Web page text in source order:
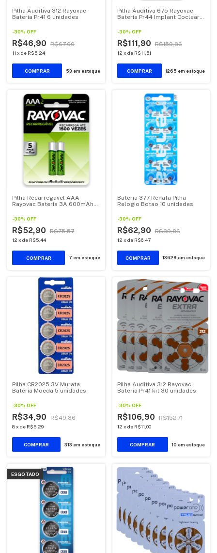
Pilha Auditiva 312 Rayovac
Bateria Pr41 6 unidades
-30% OFF
R$46,90 R$67,00
11 x de R$5,24
53 em estoque
Pilha Auditiva 675 Rayovac
Bateria Pr44 Implant Coclear 6
-30% OFF
R$111,90 R$159,86
12 x de R$11,51
1265 em estoque
Pilha Recarregavel AAA
Rayovac Bateria 3A 600mAh
-30% OFF
R$52,90 R$75,57
12 x de R$5,44
7 em estoque
Bateria 377 Renata Pilha
Relogio Botao 10 unidades
-30% OFF
R$62,90 R$89,86
12 x de R$6,47
13629 em estoque
Pilha CR2025 3V Murata
Bateria Moeda 5 unidades
-30% OFF
R$34,90 R$49,86
8x de R$5,29
313 em estoque
Pilha Auditiva 312 Rayovac
Bateria Pr41 kit 30 unidades
-30% OFF
R$106,90 R$152,71
12 x de R$11,00
10 em estoque
ESGOTADO